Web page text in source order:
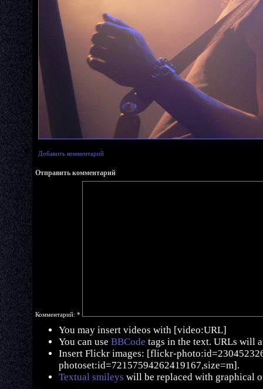
Добавить комментарий
Отправить комментарий
Комментарий: *
You may insert videos with [video:URL]
You can use BBCode tags in the text. URLs will
Insert Flickr images: [flickr-
photoset:id=72157594262419167,size=m].
Textual smileys will be replaced with graphical